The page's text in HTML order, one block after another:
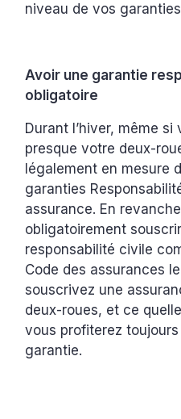
niveau de vos
Avoir une garantie
obligatoire
Durant l’hiver, même si
presque votre deux-
légalement en mesure
garanties
assurance. En
obligatoirement
responsabilité civile
Code des assurances
souscrivez une
deux-roues, et ce
vous profiterez
garantie.